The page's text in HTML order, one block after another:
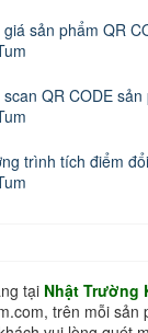
giá sản phẩm QR
scan QR CODE
trình tích điểm
tại Nhật Trường
trên mỗi sản